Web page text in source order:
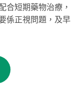
合短期藥物治療，
係正視問題，及早